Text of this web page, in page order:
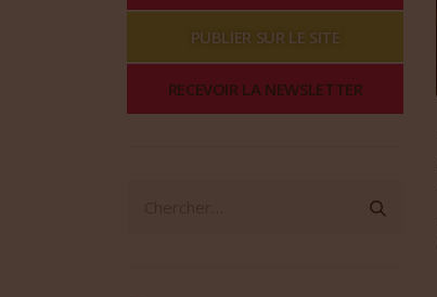
PUBLIER SUR LE SITE
RECEVOIR LA NEWSLETTER